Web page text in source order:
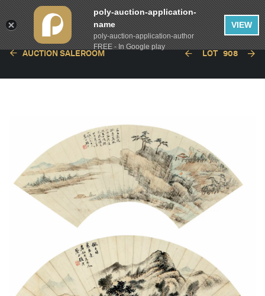
AUCTION SALEROOM LOT 908
poly-auction-application-
name
poly-auction-application-author
FREE - In Google play
VIEW